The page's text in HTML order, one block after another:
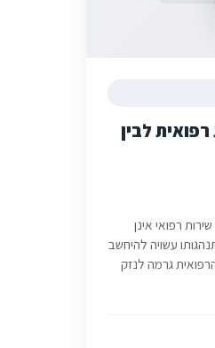
לבין
רפואי אינן
עשויה להיחשב
גרמה לנזק